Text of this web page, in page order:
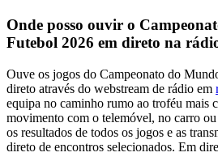
Onde posso ouvir o
Futebol 2026 em direto na
Ouve os jogos do Campeonato do
direto através do webstream de rádio em
equipa no caminho rumo ao troféu mais
movimento com o telemóvel, no carro
os resultados de todos os jogos e as
direto de encontros selecionados. Em